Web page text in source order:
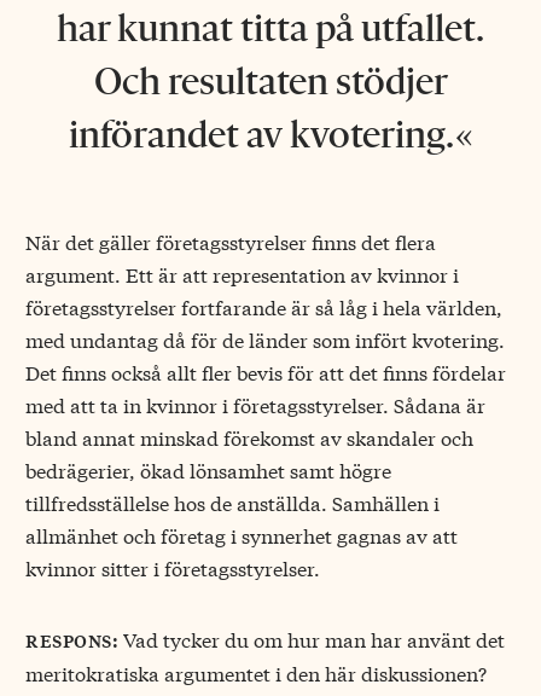
har kunnat titta på utfallet.
Och resultaten stödjer
införandet av kvotering.
När det gäller företagsstyrelser finns det flera
argument. Ett är att representation av kvinnor i
företagsstyrelser fortfarande är så låg i hela världen,
med undantag då för de länder som infört kvotering.
Det finns också allt fler bevis för att det finns fördelar
med att ta in kvinnor i företagsstyrelser. Sådana är
bland annat minskad förekomst av skandaler och
bedrägerier, ökad lönsamhet samt högre
tillfredsställelse hos de anställda. Samhällen i
allmänhet och företag i synnerhet gagnas av att
kvinnor sitter i företagsstyrelser.
respons: Vad tycker du om hur man har använt det
meritokratiska argumentet i den här diskussionen?